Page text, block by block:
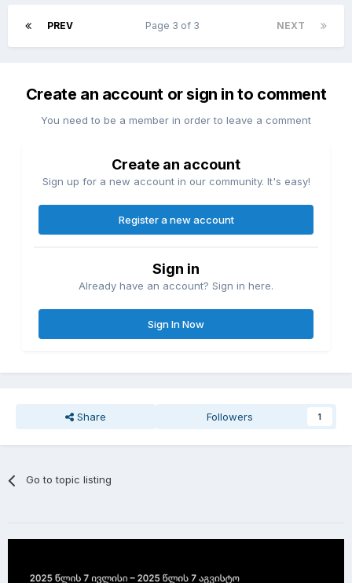
PREV NEXT
Page 3 of 3
Create an account or sign in to comment
You need to be a member in order to leave a comment
Create an account
Sign up for a new account in our community. It's easy!
Register a new account
Sign in
Already have an account? Sign in here.
Sign In Now
Share Followers 1
Go to topic listing